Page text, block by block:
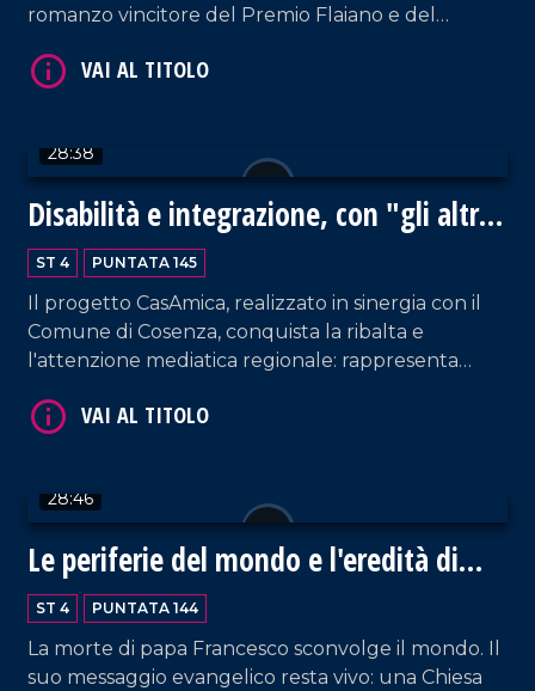
romanzo vincitore del Premio Flaiano e del
che unisce mito e realtà nella Calabria più
solo una casa, ma anche il proprio destino.
28:38
Disabilità e integrazione, con "gli altri
siamo noi" è possibile
ST 4 PUNTATA 145
Il progetto CasAmica, realizzato in sinergia con il
Comune di Cosenza, conquista la ribalta e
l'attenzione mediatica regionale: rappresenta
sostegno per le persone con disabilità. Ospite
28:46
Le periferie del mondo e l'eredità di
Papa Francesco
ST 4 PUNTATA 144
La morte di papa Francesco sconvolge il mondo. Il
suo messaggio evangelico resta vivo: una Chiesa
VAI AL TITOLO
VAI AL TITOLO
VAI AL TITOLO